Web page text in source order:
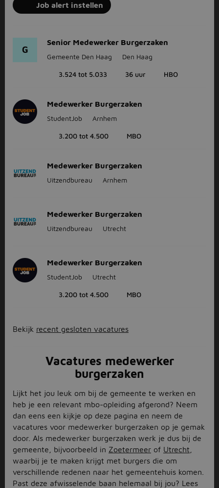
Job alert instellen
G
Senior Medewerker Burgerzaken
Gemeente Den Haag Den Haag
3.524 tot 5.033 36 uur HBO
Medewerker Burgerzaken
StudentJob Arnhem
3.200 tot 4.500 MBO
Medewerker Burgerzaken
Uitzendbureau Arnhem
Medewerker Burgerzaken
Uitzendbureau Utrecht
Medewerker Burgerzaken
StudentJob Utrecht
3.200 tot 4.500 MBO
Bekijk recent gesloten vacatures
Vacatures medewerker
burgerzaken
Lijkt het jou leuk om bij de gemeente te werken en
heb je een relevant mbo-opleiding afgerond? Neem
dan eens een kijkje op deze pagina en neem de
vacatures voor medewerker burgerzaken op je gemak
door. Als medewerker burgerzaken werk je dus bij de
gemeente, bijvoorbeeld in Zoetermeer of Utrecht
waarbij je te maken krijgt met burgers die om
verschillende redenen naar het gemeentehuis komen.
Past deze afwisselende baan helemaal bij jou? Lees